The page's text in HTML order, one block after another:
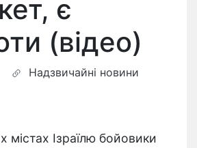
є
(відео)
Надзвичайні новини
містах Ізраїлю бойовики